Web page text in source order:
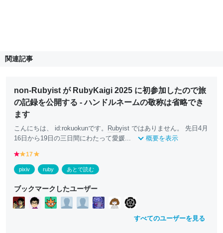
関連記事
non-Rubyist が RubyKaigi 2025 に初参加したので旅
の記録を公開する - ハンドルネームの敬称は省略でき
ます
こんにちは、 id:rokuokunです。 Rubyist ではありません。 先日4月
16日から19日の三日間にわたって愛媛...
概要を表示
r
e
d
y
e
ll
o
w
17
e
ll
w
pixiv ruby あとで読む
ブックマークしたユーザー
すべてのユーザーを見る